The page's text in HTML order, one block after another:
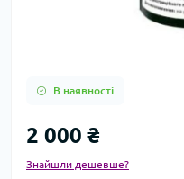
В наявності
2 000 ₴
Знайшли дешевше?